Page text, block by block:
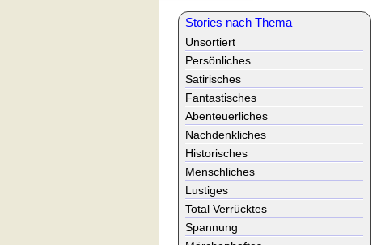
Stories nach Thema
Unsortiert
Persönliches
Satirisches
Fantastisches
Abenteuerliches
Nachdenkliches
Historisches
Menschliches
Lustiges
Total Verrücktes
Spannung